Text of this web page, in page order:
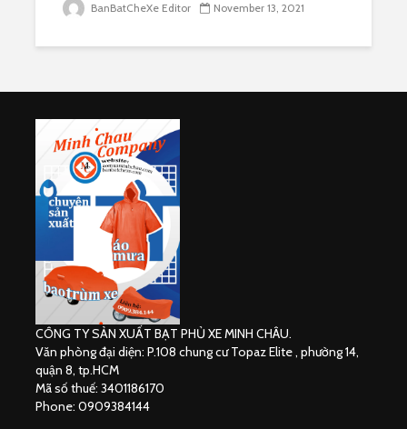
BanBatCheXe Editor November 13, 2021
CÔNG TY SẢN XUẤT BẠT PHỦ XE MINH CHÂU.
Văn phòng đại diện: P.108 chung cư Topaz Elite , phường 14,
quận 8, tp.HCM
Mã số thuế: 3401186170
Phone: 0909384144